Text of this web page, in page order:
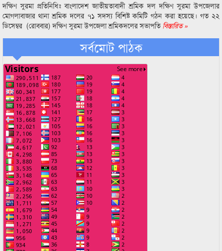
দক্ষিণ সুরমা প্রতিনিধিঃ বাংলাদেশ জাতীয়তাবাদী শ্রমিক দল দক্ষিণ সুরমা উপজেলার
মোগলাবাজার থানা শ্রমিক দলের ৭১ সদস্য বিশিষ্ট কমিটি গঠন করা হয়েছে। গত ২২
ডিসেম্বর (রোববার) দক্ষিণ সুরমা উপজেলা শ্রমিকদলের সভাপতিবিস্তারিত »
সর্বমোট পাঠক